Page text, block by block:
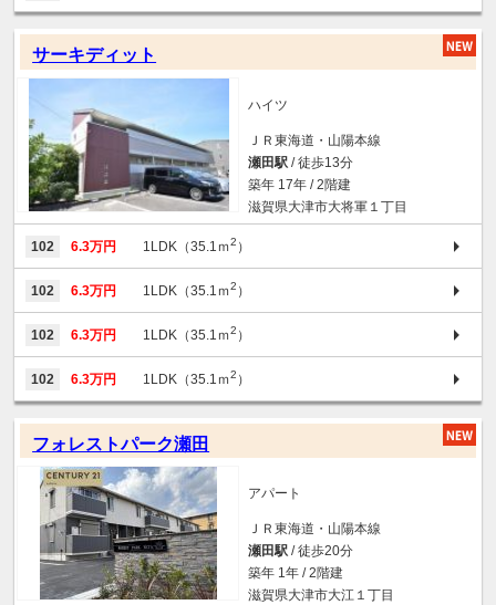
サーキディット
ハイツ
ＪＲ東海道・山陽本線
瀬田駅 / 徒歩13分
築年 17年 / 2階建
滋賀県大津市大将軍１丁目
102 6.3万円 1LDK（35.1ｍ2 ）
102 6.3万円 1LDK（35.1ｍ2 ）
102 6.3万円 1LDK（35.1ｍ2 ）
102 6.3万円 1LDK（35.1ｍ2 ）
フォレストパーク瀬田
アパート
ＪＲ東海道・山陽本線
瀬田駅 / 徒歩20分
築年 1年 / 2階建
滋賀県大津市大江１丁目